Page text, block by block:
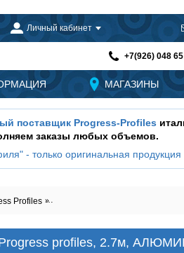
Личный кабинет
+7(926) 048
МАГАЗИНЫ
поставщик Progress-Profiles
заказы любых объемов.
- только оригинальная
Profiles
Progress profiles, 2.7м,